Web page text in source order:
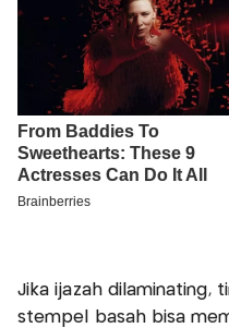
Jika ijazah dilaminating,
stempel basah bisa